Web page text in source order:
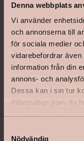
Denna webbplats
Vi använder
och annonserna till
för sociala medier
vidarebefordrar
information från din
annons- och
Dessa kan i sin tur
information som du
Nödvändig
Tapetlinjal Masonite
Pris 139 kr